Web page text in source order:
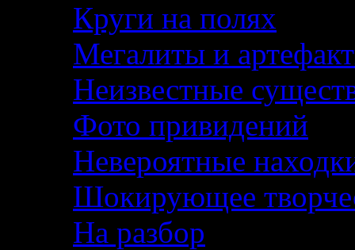
Круги на полях
Мегалиты и
Неизвестные
Фото привидений
Невероятные
Шокирующее
На разбор